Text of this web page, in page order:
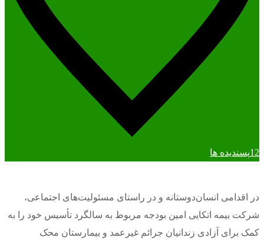
12پسندیده ها
در اقدامی انسان‌دوستانه و در راستای مسئولیت‌های اجتماعی،
شرکت بیمه اتکایی امین بودجه مربوط به سالگرد تأسیس خود را به
کمک برای آزادی زندانیان جرائم غیرعمد و بیمارستان محک